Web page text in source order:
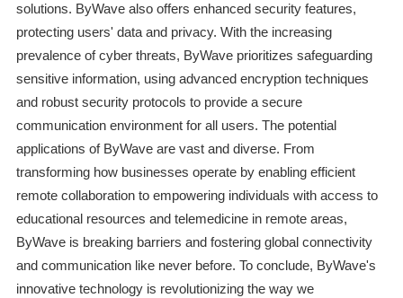
solutions. ByWave also offers enhanced security features,
protecting users' data and privacy. With the increasing
prevalence of cyber threats, ByWave prioritizes safeguarding
sensitive information, using advanced encryption techniques
and robust security protocols to provide a secure
communication environment for all users. The potential
applications of ByWave are vast and diverse. From
transforming how businesses operate by enabling efficient
remote collaboration to empowering individuals with access to
educational resources and telemedicine in remote areas,
ByWave is breaking barriers and fostering global connectivity
and communication like never before. To conclude, ByWave's
innovative technology is revolutionizing the way we